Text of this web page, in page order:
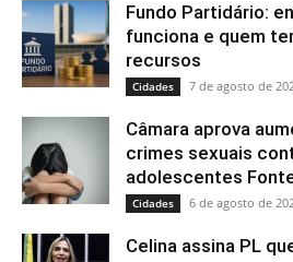
Fundo Partidário:
funciona e quem
recursos
Cidades 7 de agosto de
Câmara aprova
crimes sexuais
adolescentes
Cidades 6 de agosto de
Celina assina PL